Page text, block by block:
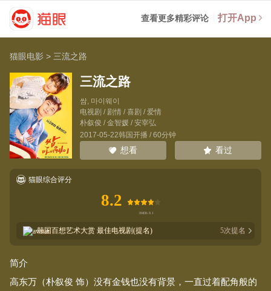
查看更多精彩评论 打开App
猫眼电影 >三流之路
三流之路
쌈, 마이웨이
电视剧 / 剧情 / 喜剧 / 爱情
朴叙俊 /金智媛/安宰弘
2017-05-22韩国开播 / 60分钟
想看 看过
猫眼综合评分
8.2
韩国百想艺术大赏 最佳电视剧(提名) 5次提名
简介
高东万（朴叙俊 饰）没有金钱也没有背景，一直过着配角般的